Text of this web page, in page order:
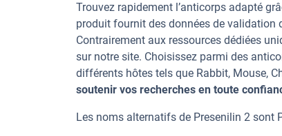
Trouvez rapidement l’anticorps adapté
produit fournit des données de validation
Contrairement aux ressources dédiées
sur notre site. Choisissez parmi des
différents hôtes tels que Rabbit, Mouse,
soutenir vos recherches en toute
Les noms alternatifs de Presenilin 2 sont